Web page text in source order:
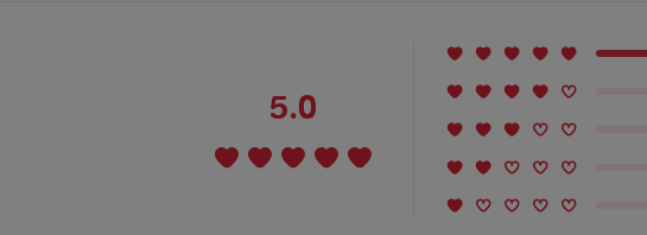
ภาคนี้จะเป็นยังไงต่อไป ฝากติดตามด้วยนะคะ
ปล. กรุณาอย่าก็อปผลงานไปดัดแปลงแก้ไข ยอนิมเชื่อว่าทุกคนมีฝีมื
5.0